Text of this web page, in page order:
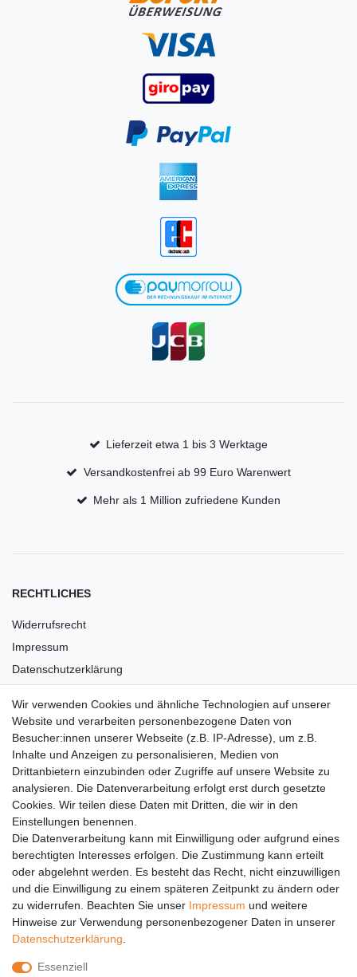
Lieferzeit etwa 1 bis 3 Werktage
Versandkostenfrei ab 99 Euro Warenwert
Mehr als 1 Million zufriedene Kunden
RECHTLICHES
Widerrufsrecht
Impressum
Datenschutzerklärung
Versandkosten
Barrierefreiheit
Anleitungen
Vertrag widerrufen
PARTNER
DHL
GLS
PaketPLUS
SPONSORING
Wir verwenden Cookies und ähnliche Technologien auf unserer
Website und verarbeiten personenbezogene Daten von
Besucher:innen unserer Webseite (z.B. IP-Adresse), um z.B.
Inhalte und Anzeigen zu personalisieren, Medien von
Drittanbietern einzubinden oder Zugriffe auf unsere Website zu
analysieren. Die Datenverarbeitung erfolgt erst durch gesetzte
Cookies. Wir teilen diese Daten mit Dritten, die wir in den
Einstellungen benennen.
Die Datenverarbeitung kann mit Einwilligung oder aufgrund eines
berechtigten Interesses erfolgen. Die Zustimmung kann erteilt
oder abgelehnt werden. Es besteht das Recht, nicht einzuwilligen
und die Einwilligung zu einem späteren Zeitpunkt zu ändern oder
zu widerrufen. Beachten Sie unser Impressum und weitere
Hinweise zur Verwendung personenbezogener Daten in unserer
Daten­schutz­erklärung
Essenziell